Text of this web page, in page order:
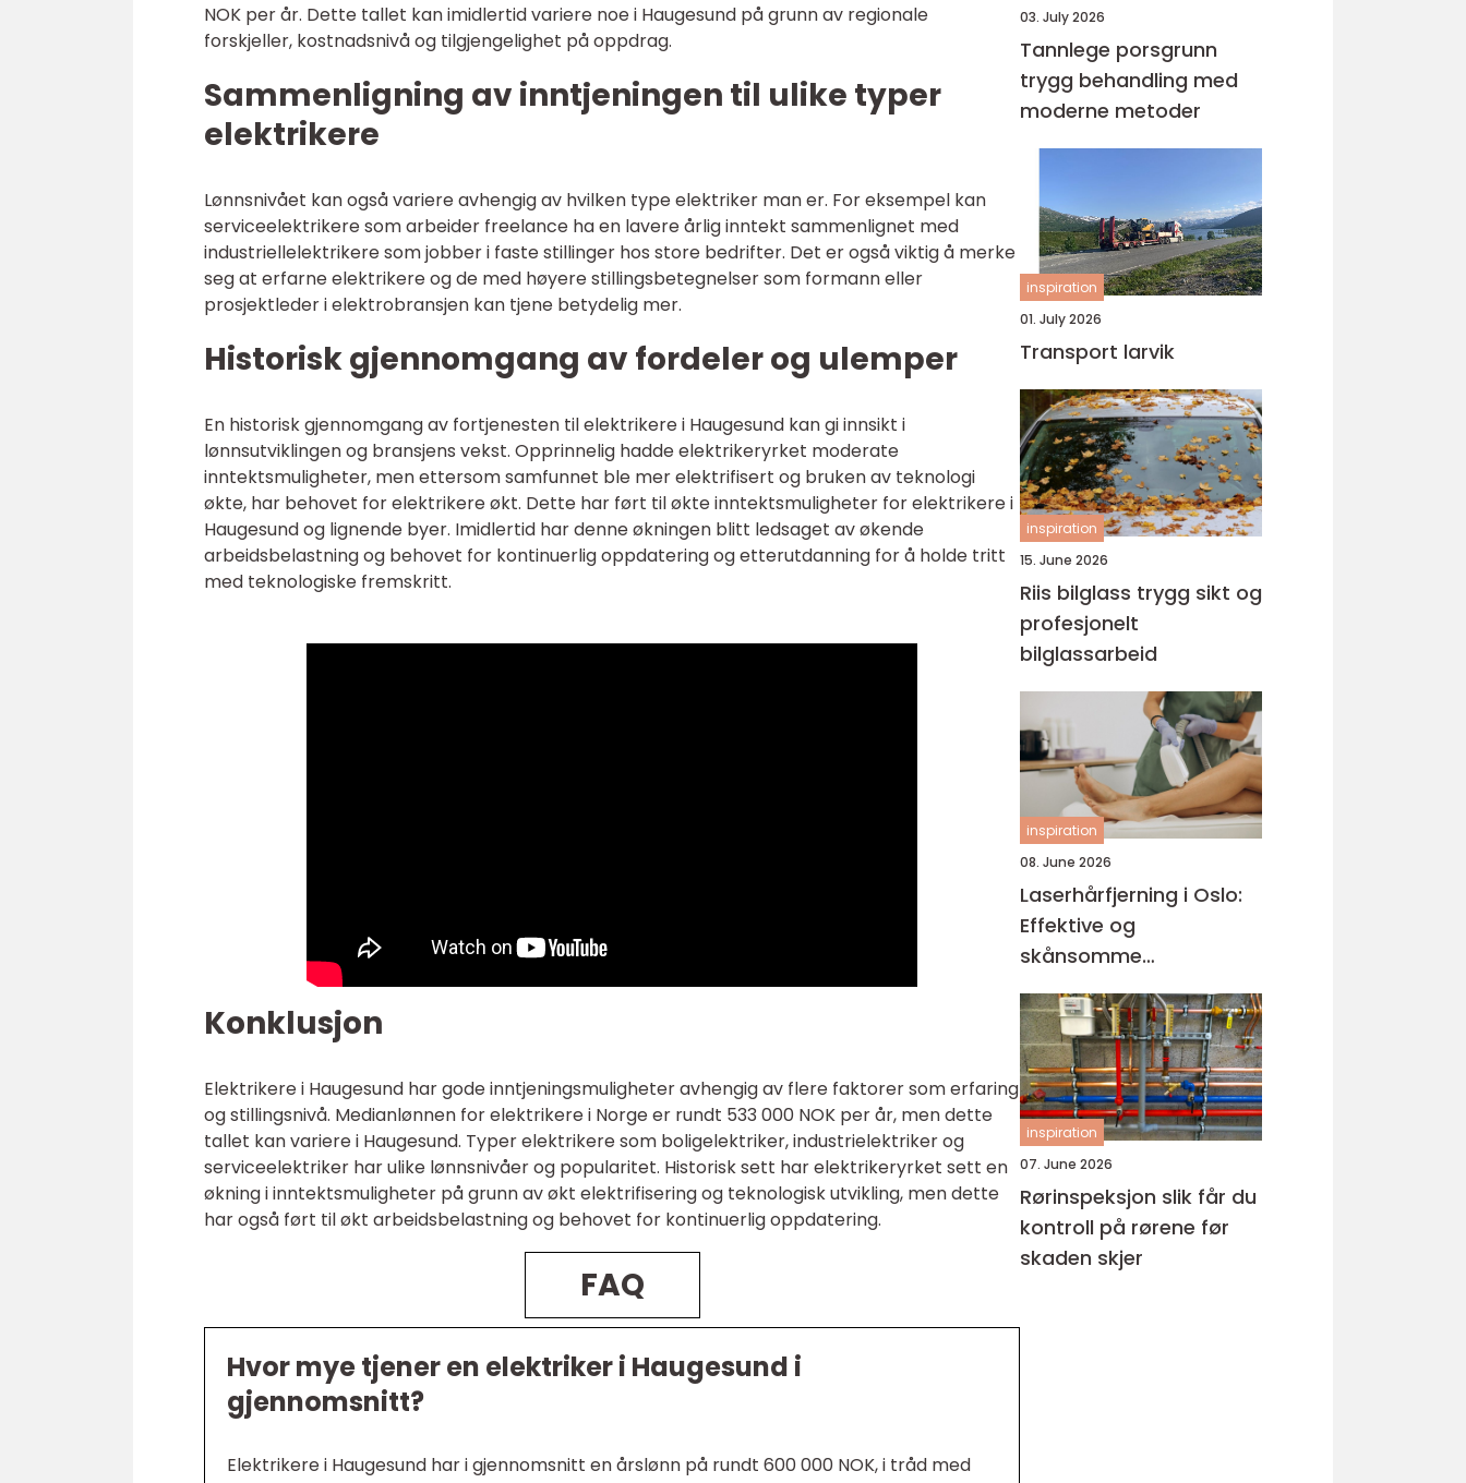
NOK per år. Dette tallet kan imidlertid variere noe i Haugesund på grunn av regionale
forskjeller, kostnadsnivå og tilgjengelighet på oppdrag.
Sammenligning av inntjeningen til ulike typer
elektrikere
Lønnsnivået kan også variere avhengig av hvilken type elektriker man er. For eksempel kan
serviceelektrikere som arbeider freelance ha en lavere årlig inntekt sammenlignet med
industriellelektrikere som jobber i faste stillinger hos store bedrifter. Det er også viktig å merke
seg at erfarne elektrikere og de med høyere stillingsbetegnelser som formann eller
prosjektleder i elektrobransjen kan tjene betydelig mer.
Historisk gjennomgang av fordeler og ulemper
En historisk gjennomgang av fortjenesten til elektrikere i Haugesund kan gi innsikt i
lønnsutviklingen og bransjens vekst. Opprinnelig hadde elektrikeryrket moderate
inntektsmuligheter, men ettersom samfunnet ble mer elektrifisert og bruken av teknologi
økte, har behovet for elektrikere økt. Dette har ført til økte inntektsmuligheter for elektrikere i
Haugesund og lignende byer. Imidlertid har denne økningen blitt ledsaget av økende
arbeidsbelastning og behovet for kontinuerlig oppdatering og etterutdanning for å holde tritt
med teknologiske fremskritt.
Konklusjon
Elektrikere i Haugesund har gode inntjeningsmuligheter avhengig av flere faktorer som erfaring
og stillingsnivå. Medianlønnen for elektrikere i Norge er rundt 533 000 NOK per år, men dette
tallet kan variere i Haugesund. Typer elektrikere som boligelektriker, industrielektriker og
serviceelektriker har ulike lønnsnivåer og popularitet. Historisk sett har elektrikeryrket sett en
økning i inntektsmuligheter på grunn av økt elektrifisering og teknologisk utvikling, men dette
har også ført til økt arbeidsbelastning og behovet for kontinuerlig oppdatering.
FAQ
Hvor mye tjener en elektriker i Haugesund i
gjennomsnitt?
Elektrikere i Haugesund har i gjennomsnitt en årslønn på rundt 600 000 NOK, i tråd med
03. July 2026
Tannlege porsgrunn
trygg behandling med
moderne metoder
inspiration
01. July 2026
Transport larvik
inspiration
15. June 2026
Riis bilglass trygg sikt og
profesjonelt
bilglassarbeid
inspiration
08. June 2026
Laserhårfjerning i Oslo:
Effektive og
skånsomme
behandlinger for glatt
hud
inspiration
07. June 2026
Rørinspeksjon slik får du
kontroll på rørene før
skaden skjer